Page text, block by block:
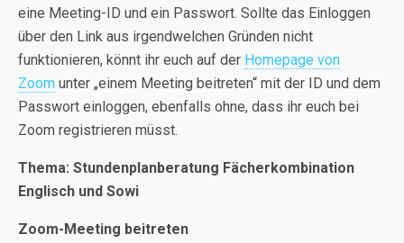
eine Meeting-ID und ein Passwort. Sollte das Einloggen
über den Link aus irgendwelchen Gründen nicht
funktionieren, könnt ihr euch auf der Homepage von
Zoom unter „einem Meeting beitreten“ mit der ID und dem
Passwort einloggen, ebenfalls ohne, dass ihr euch bei
Zoom registrieren müsst.
Thema: Stundenplanberatung Fächerkombination
Englisch und Sowi
Zoom-Meeting beitreten